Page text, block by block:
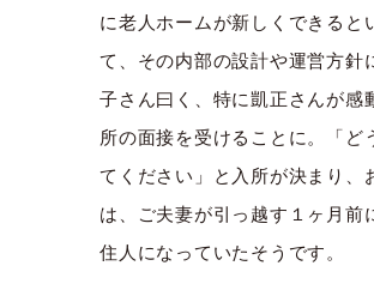
に老人ホームが新しくできると
て、その内部の設計や運営方針
子さん曰く、特に凱正さんが感
所の面接を受けることに。「ど
てください」と入所が決まり、
は、ご夫妻が引っ越す１ヶ月前
住人になっていたそうです。